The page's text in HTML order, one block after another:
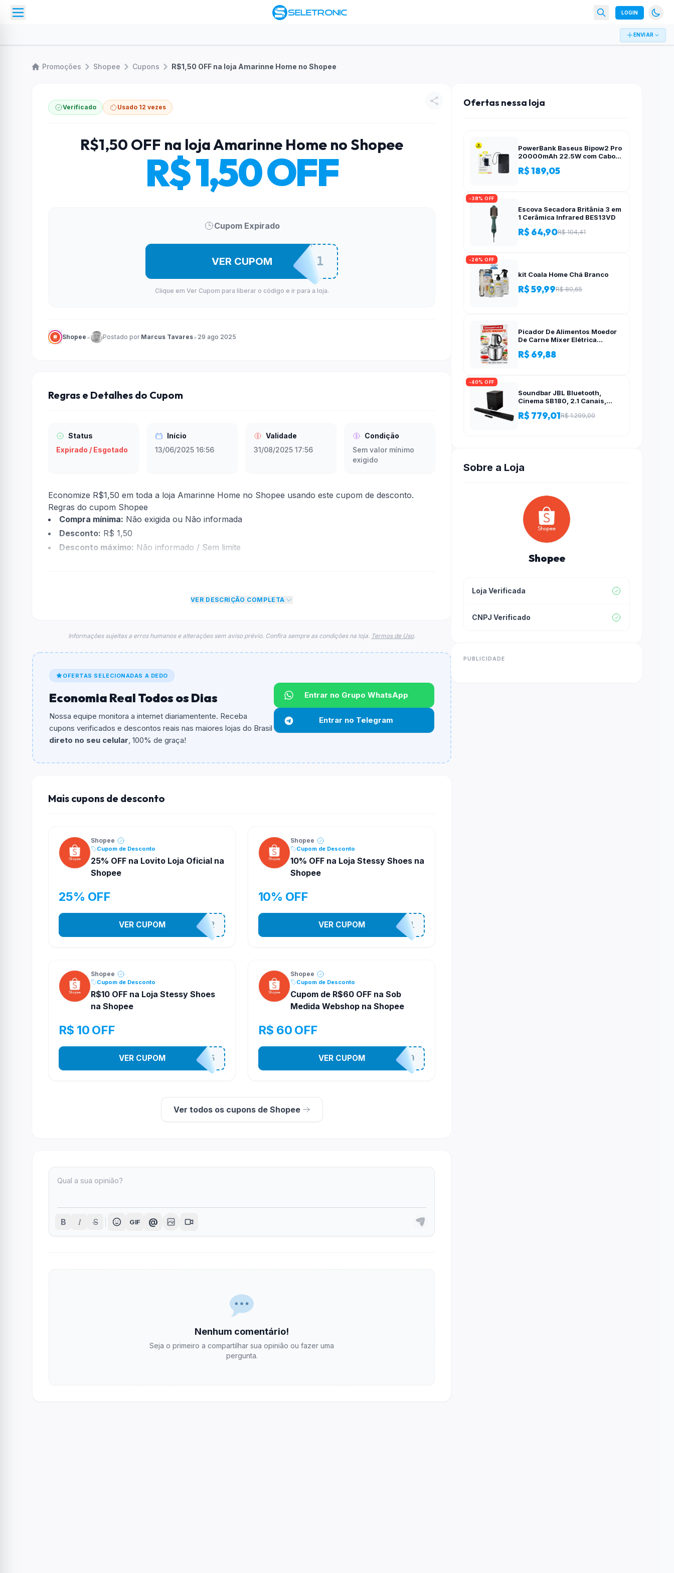
LOGIN
ENVIAR
Promoções Shopee Cupons R$1,50 OFF na loja Amarinne Home no Shopee
Verificado Usado 12 vezes
R$1,50 OFF na loja Amarinne Home no Shopee
R$ 1,50 OFF
Cupom Expirado
AMAR1
VER CUPOM
Clique em Ver Cupom para liberar o código e ir para a loja.
Shopee • Postado por Marcus Tavares• 29 ago 2025
Regras e Detalhes do Cupom
Status
Expirado / Esgotado
Início
13/06/2025 16:56
Validade
31/08/2025 17:56
Condição
Sem valor mínimo
exigido
Economize R$1,50 em toda a loja Amarinne Home no Shopee usando este cupom de desconto.
Regras do cupom Shopee
Compra mínima: Não exigida ou Não informada
Desconto: R$ 1,50
Desconto máximo: Não informado / Sem limite
econtradas informações sobre restrição de teto máximo para esse cupom.
O código é
AMAR1.
De quanto é o desconto?
O valor minimo de compra é Não exigido ou Não informado.
Qual é o desconto máximo?
Não informado ou sem limite.
VER DESCRIÇÃO COMPLETA
Informações sujeitas a erros humanos e alterações sem aviso prévio. Confira sempre as condições na loja. Termos de Uso.
OFERTAS SELECIONADAS A DEDO
Economia Real Todos os Dias
Nossa equipe monitora a internet diariamentente. Receba
cupons verificados e descontos reais nas maiores lojas do Brasil
direto no seu celular, 100% de graça!
Entrar no Grupo WhatsApp
Entrar no Telegram
Mais cupons de desconto
Shopee
Cupom de Desconto
25% OFF na Lovito Loja Oficial na
Shopee
25% OFF
141525852
VER CUPOM
Shopee
Cupom de Desconto
10% OFF na Loja Stessy Shoes na
Shopee
10% OFF
STES2541
VER CUPOM
Shopee
Cupom de Desconto
R$10 OFF na Loja Stessy Shoes
na Shopee
R$ 10 OFF
STES2525
VER CUPOM
Shopee
Cupom de Desconto
Cupom de R$60 OFF na Sob
Medida Webshop na Shopee
R$ 60 OFF
SOBM60400
VER CUPOM
Ver todos os cupons de Shopee
B I S GIF @
Nenhum comentário!
Seja o primeiro a compartilhar sua opinião ou fazer uma
pergunta.
Ofertas nessa loja
PowerBank Baseus Bipow2 Pro
20000mAh 22.5W com Cabo
EnerFill FC51
R$ 189,05
-38% OFF
Escova Secadora Britânia 3 em
1 Cerâmica Infrared BES13VD
R$ 64,90R$ 104,41
-26% OFF
kit Coala Home Chá Branco
R$ 59,99R$ 80,65
Picador De Alimentos Moedor
De Carne Mixer Elétrica
Alho – 110v-220v
R$ 69,88
-40% OFF
Soundbar JBL Bluetooth,
Cinema SB180, 2.1 Canais,
110W RMS
R$ 779,01R$ 1.299,00
Sobre a Loja
Shopee
Loja Verificada
CNPJ Verificado
PUBLICIDADE